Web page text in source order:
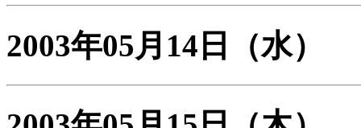
2003年05月14日 （水）